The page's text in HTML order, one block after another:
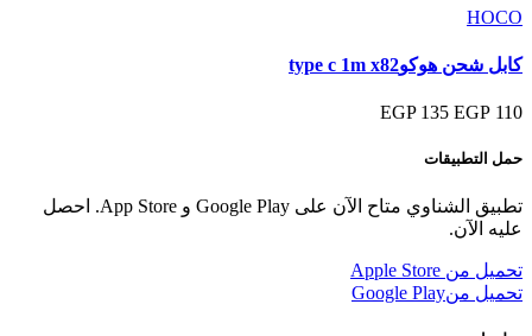
HOCO
كابل شحن هوكوtype c 1m x82
110 EGP
135 EGP
حمل التطبيقات
تطبيق الشناوي متاح الآن على Google Play و App Store. احصل
عليه الآن.
تحميل من Apple Store
تحميل منGoogle Play